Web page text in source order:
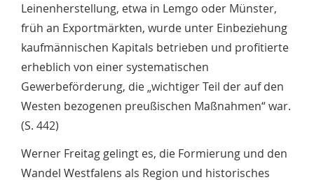
Leinenherstellung, etwa in Lemgo oder Münster,
früh an Exportmärkten, wurde unter Einbeziehung
kaufmännischen Kapitals betrieben und profitierte
erheblich von einer systematischen
Gewerbeförderung, die „wichtiger Teil der auf den
Westen bezogenen preußischen Maßnahmen“ war.
(S. 442)
Werner Freitag gelingt es, die Formierung und den
Wandel Westfalens als Region und historisches